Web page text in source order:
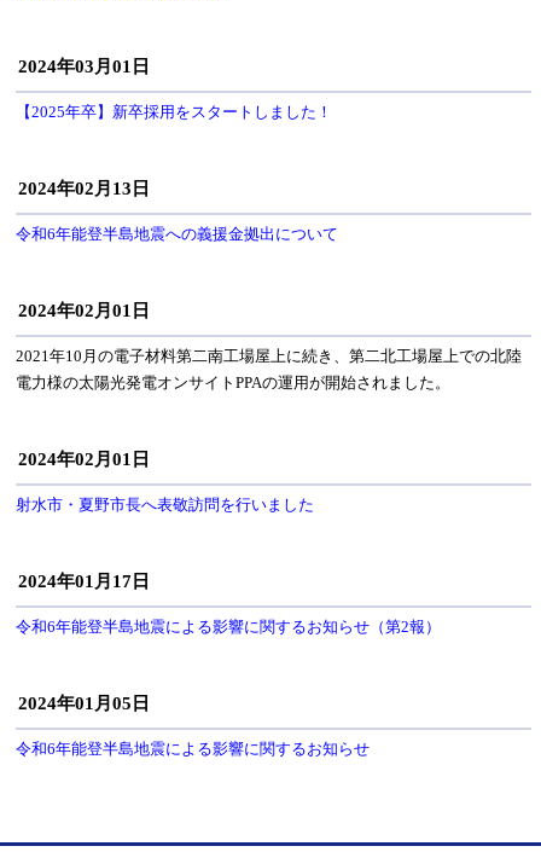
2024年03月01日
【2025年卒】新卒採用をスタートしました！
2024年02月13日
令和6年能登半島地震への義援金拠出について
2024年02月01日
2021年10月の電子材料第二南工場屋上に続き、第二北工場屋上での北陸
電力様の太陽光発電オンサイトPPAの運用が開始されました。
2024年02月01日
射水市・夏野市長へ表敬訪問を行いました
2024年01月17日
令和6年能登半島地震による影響に関するお知らせ（第2報）
2024年01月05日
令和6年能登半島地震による影響に関するお知らせ